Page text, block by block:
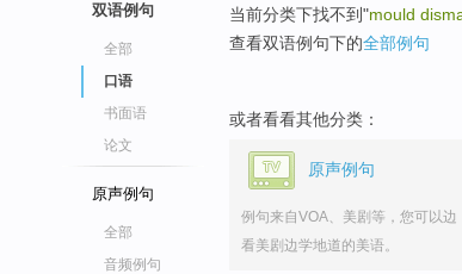
双语例句
全部
口语
书面语
论文
原声例句
全部
音频例句
当前分类下找不到"mould
查看双语例句下的全部例句
或者看看其他分类：
原声例句
例句来自VOA、美剧等，您可以边
看美剧边学地道的美语。